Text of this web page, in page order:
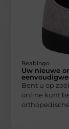
Beabingo
Uw nieuwe
Bent u op
online kunt
orthopedische